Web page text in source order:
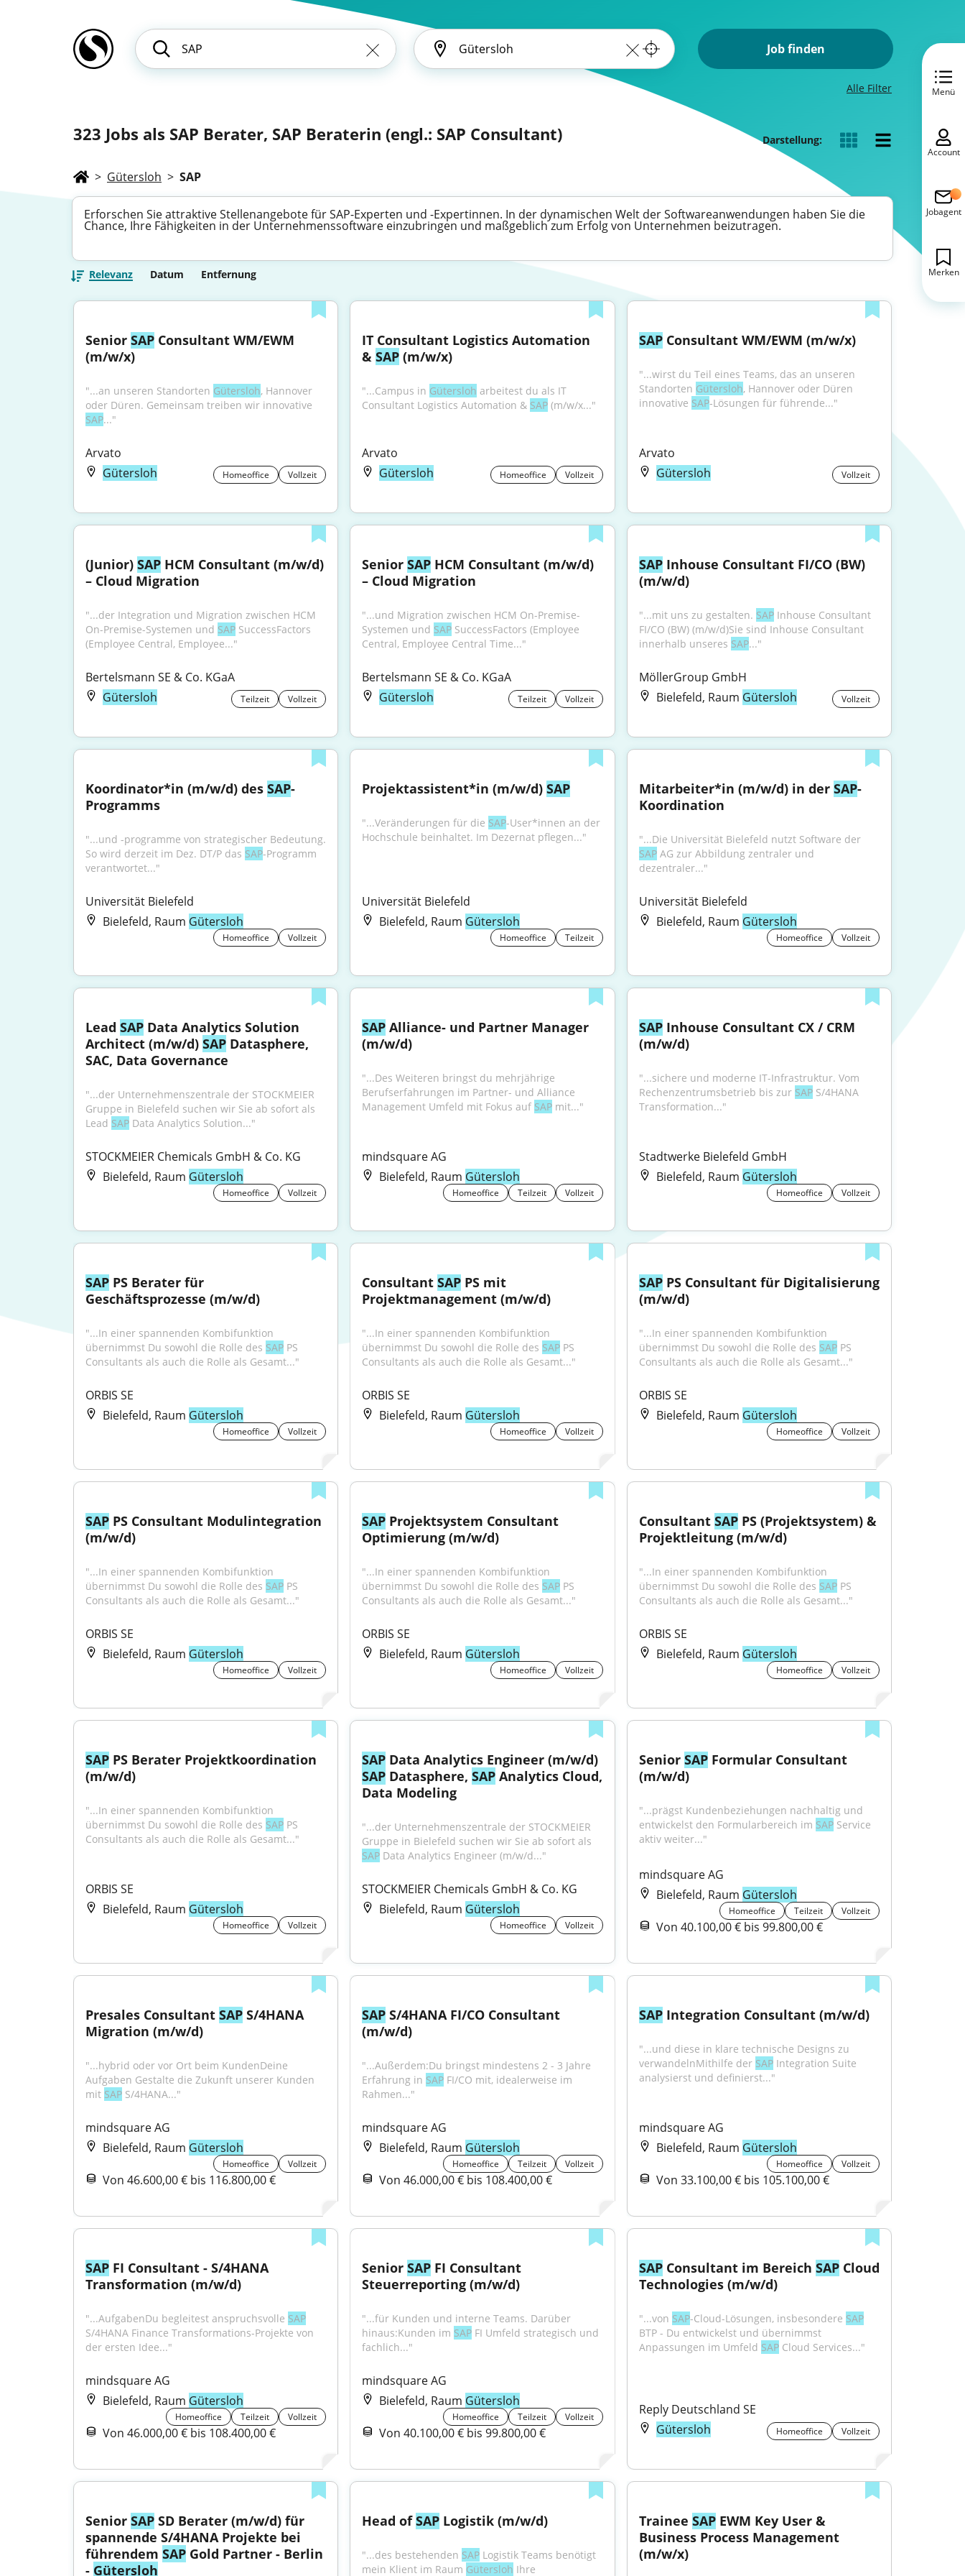
Job finden
Alle Filter
323 Jobs als SAP Berater, SAP Beraterin (engl.: SAP Consultant) Darstellung:
> Gütersloh > SAP
Erforschen Sie attraktive Stellenangebote für SAP-Experten und -Expertinnen. In der dynamischen Welt der Softwareanwendungen haben Sie die
Chance, Ihre Fähigkeiten in der Unternehmenssoftware einzubringen und maßgeblich zum Erfolg von Unternehmen beizutragen.
Relevanz Datum Entfernung
Senior SAP Consultant WM/EWM
(m/w/x)
"...an unseren Standorten Gütersloh, Hannover
SAP..."
Arvato
Gütersloh
Homeoffice Vollzeit
IT Consultant Logistics Automation
& SAP (m/w/x)
"...Campus in Gütersloh arbeitest du als IT
Consultant Logistics Automation & SAP (m/w/x..."
Arvato
Gütersloh
Homeoffice Vollzeit
SAP Consultant WM/EWM (m/w/x)
"...wirst du Teil eines Teams, das an unseren
Standorten Gütersloh, Hannover oder Düren
innovative SAP‑Lösungen für führende..."
Arvato
Gütersloh
Vollzeit
(Junior) SAP HCM Consultant (m/w/d)
– Cloud Migration
"...der Integration und Migration zwischen HCM
On-Premise-Systemen und SAP SuccessFactors
(Employee Central, Employee..."
Bertelsmann SE & Co. KGaA
Gütersloh
Teilzeit Vollzeit
Senior SAP HCM Consultant (m/w/d)
– Cloud Migration
"...und Migration zwischen HCM On-Premise-
Systemen und SAP SuccessFactors (Employee
Central, Employee Central Time..."
Bertelsmann SE & Co. KGaA
Gütersloh
Teilzeit Vollzeit
SAP Inhouse Consultant FI/CO (BW)
(m/w/d)
"...mit uns zu gestalten. SAP Inhouse Consultant
FI/CO (BW) (m/w/d)Sie sind Inhouse Consultant
innerhalb unseres SAP..."
MöllerGroup GmbH
Bielefeld, Raum Gütersloh Vollzeit
Koordinator*in (m/w/d) des SAP-
Programms
"...und -programme von strategischer Bedeutung.
So wird derzeit im Dez. DT/P das SAP-Programm
verantwortet..."
Universität Bielefeld
Bielefeld, Raum Gütersloh
Homeoffice Vollzeit
Projektassistent*in (m/w/d) SAP
"...Veränderungen für die SAP-User*innen an der
Hochschule beinhaltet. Im Dezernat pflegen..."
Universität Bielefeld
Bielefeld, Raum Gütersloh
Homeoffice Teilzeit
Mitarbeiter*in (m/w/d) in der SAP-
Koordination
"...Die Universität Bielefeld nutzt Software der
SAP AG zur Abbildung zentraler und
dezentraler..."
Universität Bielefeld
Bielefeld, Raum Gütersloh
Homeoffice Vollzeit
Lead SAP Data Analytics Solution
Architect (m/w/d) SAP Datasphere,
SAC, Data Governance
"...der Unternehmenszentrale der STOCKMEIER
Gruppe in Bielefeld suchen wir Sie ab sofort als
Lead SAP Data Analytics Solution..."
STOCKMEIER Chemicals GmbH & Co. KG
Bielefeld, Raum Gütersloh
Homeoffice Vollzeit
SAP Alliance- und Partner Manager
(m/w/d)
"...Des Weiteren bringst du mehrjährige
Berufserfahrungen im Partner- und Alliance
Management Umfeld mit Fokus auf SAP mit..."
mindsquare AG
Bielefeld, Raum Gütersloh
Homeoffice Teilzeit Vollzeit
SAP Inhouse Consultant CX / CRM
(m/w/d)
"...sichere und moderne IT-Infrastruktur. Vom
Rechenzentrumsbetrieb bis zur SAP S/4HANA
Transformation..."
Stadtwerke Bielefeld GmbH
Bielefeld, Raum Gütersloh
Homeoffice Vollzeit
SAP PS Berater für
Geschäftsprozesse (m/w/d)
"...In einer spannenden Kombifunktion
übernimmst Du sowohl die Rolle des SAP PS
Consultants als auch die Rolle als Gesamt..."
ORBIS SE
Bielefeld, Raum Gütersloh
Homeoffice Vollzeit
Consultant SAP PS mit
Projektmanagement (m/w/d)
"...In einer spannenden Kombifunktion
übernimmst Du sowohl die Rolle des SAP PS
Consultants als auch die Rolle als Gesamt..."
ORBIS SE
Bielefeld, Raum Gütersloh
Homeoffice Vollzeit
SAP PS Consultant für Digitalisierung
(m/w/d)
"...In einer spannenden Kombifunktion
übernimmst Du sowohl die Rolle des SAP PS
Consultants als auch die Rolle als Gesamt..."
ORBIS SE
Bielefeld, Raum Gütersloh
Homeoffice Vollzeit
SAP PS Consultant Modulintegration
(m/w/d)
"...In einer spannenden Kombifunktion
übernimmst Du sowohl die Rolle des SAP PS
Consultants als auch die Rolle als Gesamt..."
ORBIS SE
Bielefeld, Raum Gütersloh
Homeoffice Vollzeit
SAP Projektsystem Consultant
Optimierung (m/w/d)
"...In einer spannenden Kombifunktion
übernimmst Du sowohl die Rolle des SAP PS
Consultants als auch die Rolle als Gesamt..."
ORBIS SE
Bielefeld, Raum Gütersloh
Homeoffice Vollzeit
Consultant SAP PS (Projektsystem) &
Projektleitung (m/w/d)
"...In einer spannenden Kombifunktion
übernimmst Du sowohl die Rolle des SAP PS
Consultants als auch die Rolle als Gesamt..."
ORBIS SE
Bielefeld, Raum Gütersloh
Homeoffice Vollzeit
SAP PS Berater Projektkoordination
(m/w/d)
"...In einer spannenden Kombifunktion
übernimmst Du sowohl die Rolle des SAP PS
Consultants als auch die Rolle als Gesamt..."
ORBIS SE
Bielefeld, Raum Gütersloh
Homeoffice Vollzeit
SAP
SAP Datasphere, SAP Analytics Cloud,
Data Modeling
"...der Unternehmenszentrale der STOCKMEIER
SAP Data Analytics Engineer (m/w/d..."
STOCKMEIER Chemicals GmbH & Co. KG
Bielefeld, Raum Gütersloh
Homeoffice Vollzeit
Senior SAP Formular Consultant
(m/w/d)
"...prägst Kundenbeziehungen nachhaltig und
entwickelst den Formularbereich im SAP Service
aktiv weiter..."
mindsquare AG
Bielefeld, Raum Gütersloh
Homeoffice Teilzeit Vollzeit
Von 40.100,00 € bis 99.800,00 €
Presales Consultant SAP S/4HANA
Migration (m/w/d)
"...hybrid oder vor Ort beim KundenDeine
Aufgaben Gestalte die Zukunft unserer Kunden
mit SAP S/4HANA..."
mindsquare AG
Bielefeld, Raum Gütersloh
Homeoffice Vollzeit
Von 46.600,00 € bis 116.800,00 €
SAP S/4HANA FI/CO Consultant
(m/w/d)
"...Außerdem:Du bringst mindestens 2 - 3 Jahre
Erfahrung in SAP FI/CO mit, idealerweise im
Rahmen..."
mindsquare AG
Bielefeld, Raum Gütersloh
Homeoffice Teilzeit Vollzeit
Von 46.000,00 € bis 108.400,00 €
SAP Integration Consultant (m/w/d)
"...und diese in klare technische Designs zu
verwandelnMithilfe der SAP Integration Suite
analysierst und definierst..."
mindsquare AG
Bielefeld, Raum Gütersloh
Homeoffice Vollzeit
Von 33.100,00 € bis 105.100,00 €
SAP FI Consultant - S/4HANA
Transformation (m/w/d)
"...AufgabenDu begleitest anspruchsvolle SAP
S/4HANA Finance Transformations-Projekte von
der ersten Idee..."
mindsquare AG
Bielefeld, Raum Gütersloh
Homeoffice Teilzeit Vollzeit
Von 46.000,00 € bis 108.400,00 €
Senior SAP FI Consultant
Steuerreporting (m/w/d)
"...für Kunden und interne Teams. Darüber
hinaus:Kunden im SAP FI Umfeld strategisch und
fachlich..."
mindsquare AG
Bielefeld, Raum Gütersloh
Homeoffice Teilzeit Vollzeit
Von 40.100,00 € bis 99.800,00 €
SAP Consultant im Bereich SAP Cloud
Technologies (m/w/d)
"...von SAP-Cloud-Lösungen, insbesondere SAP
BTP - Du entwickelst und übernimmst
Anpassungen im Umfeld SAP Cloud Services..."
Reply Deutschland SE
Gütersloh
Homeoffice Vollzeit
Senior SAP SD Berater (m/w/d) für
spannende S/4HANA Projekte bei
führendem SAP Gold Partner - Berlin
- Gütersloh
Head of SAP Logistik (m/w/d)
"...des bestehenden SAP Logistik Teams benötigt
mein Klient im Raum Gütersloh Ihre
Trainee SAP EWM Key User &
Business Process Management
(m/w/x)
Menü
Account
Jobagent
Merken